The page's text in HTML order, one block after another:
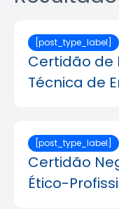
[post_type_label]
Certidão de
Técnica de
[post_type_label]
Certidão
Ético-